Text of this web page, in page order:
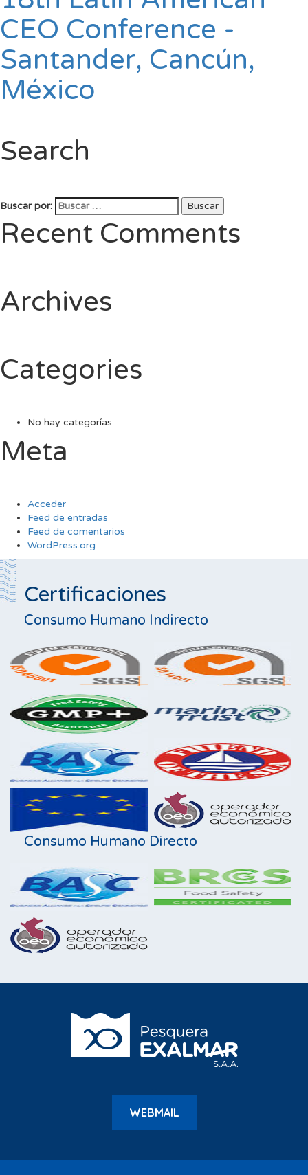
CEO Conference -
Santander, Cancún,
México
Search
Buscar por: Buscar
Recent Comments
Archives
Categories
No hay categorías
Meta
Acceder
Feed de entradas
Feed de comentarios
WordPress.org
Certificaciones
Consumo Humano Indirecto
Consumo Humano Directo
WEBMAIL